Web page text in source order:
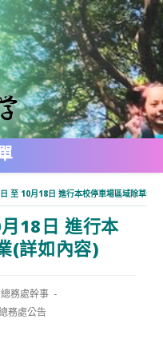
至 10月18日 進行本校停車場區域除草作
18日 進行本
(詳如內容)
總務處幹事
務處公告